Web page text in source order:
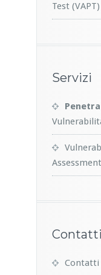
Test (VAPT)
Servizi
Assessment
Contatti
Contatti